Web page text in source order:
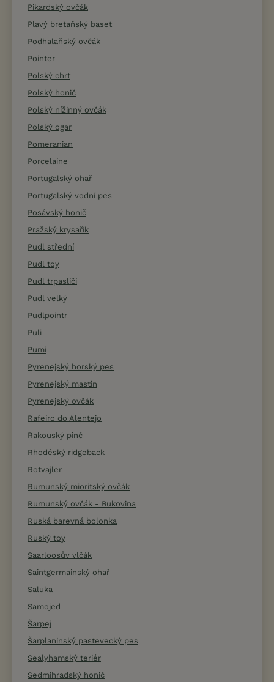
Pikardský ovčák
Plavý bretaňský baset
Podhalaňský ovčák
Pointer
Polský chrt
Polský honič
Polský nížinný ovčák
Polský ogar
Pomeranian
Porcelaine
Portugalský ohař
Portugalský vodní pes
Posávský honič
Pražský krysařík
Pudl střední
Pudl toy
Pudl trpasličí
Pudl velký
Pudlpointr
Puli
Pumi
Pyrenejský horský pes
Pyrenejský mastin
Pyrenejský ovčák
Rafeiro do Alentejo
Rakouský pinč
Rhodéský ridgeback
Rotvajler
Rumunský mioritský ovčák
Rumunský ovčák - Bukovina
Ruská barevná bolonka
Ruský toy
Saarloosův vlčák
Saintgermainský ohař
Saluka
Samojed
Šarpej
Šarplaninský pastevecký pes
Sealyhamský teriér
Sedmihradský honič